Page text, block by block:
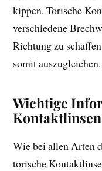
kippen. Torische
verschiedene
Richtung zu
somit auszugleichen.
Wichtige
Kontaktlinsen
Wie bei allen Arten
torische